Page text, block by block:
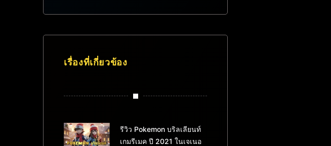
เรื่องที่เกี่ยวข้อง
รีวิว Pokemon บริลเลียนท์
เกมรีเมค ปี 2021 ในเจเนอ